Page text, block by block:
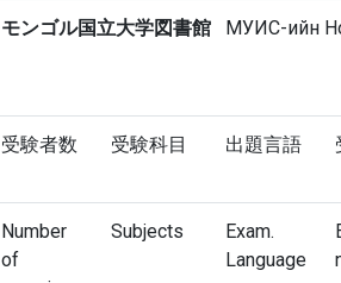
モンゴル国立大学図書館 МУИС-ийн
受験者数 受験科目 出題言語
Number
of
Subjects
Exam.
Language